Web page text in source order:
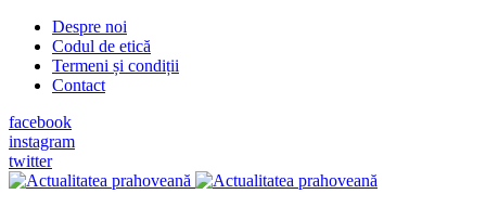
Despre noi
Codul de etică
Termeni și condiții
Contact
facebook
instagram
twitter